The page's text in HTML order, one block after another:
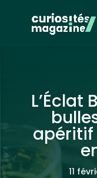
L’Éclat
apéritif
11